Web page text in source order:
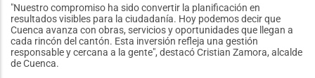
"Nuestro compromiso ha sido convertir la planificación en
resultados visibles para la ciudadanía. Hoy podemos decir que
Cuenca avanza con obras, servicios y oportunidades que llegan a
cada rincón del cantón. Esta inversión refleja una gestión
responsable y cercana a la gente", destacó Cristian Zamora, alcalde
de Cuenca.